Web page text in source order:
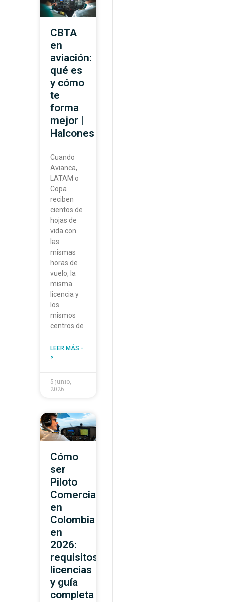
CBTA
en
aviación:
qué es
y cómo
te
forma
mejor |
Halcones
Cuando
Avianca,
LATAM o
Copa
reciben
cientos de
hojas de
vida con
las
mismas
horas de
vuelo, la
misma
licencia y
los
mismos
centros de
LEER MÁS -
>
5 junio,
2026
Cómo
ser
Piloto
Comercial
en
Colombia
en
2026:
requisitos,
licencias
y guía
completa